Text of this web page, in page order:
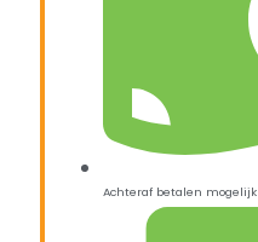
Achteraf betalen mogelijk